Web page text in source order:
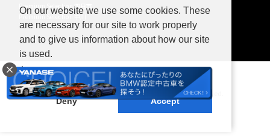
Premium Selection 四日市
Premium Selection 中川
Copyright © ヤナセバイエルンモーターズ株式会社 All Rights Reserved.
On our website we use some cookies. These
are necessary for our site to work properly
and to give us information about how our site
is used.
Learn more
Deny Accept